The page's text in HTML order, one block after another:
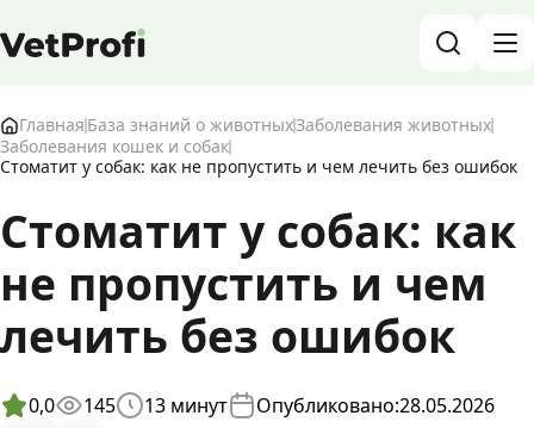
База знаний о животных и ветеринарии
Блог о животных
Форум
Войти RU
Главная База знаний о животныхЗаболевания животных
Заболевания кошек и собак
Стоматит у собак: как не пропустить и чем лечить без ошибок
Стоматит у собак: как
не пропустить и чем
лечить без ошибок
0,0 145 13 минут Опубликовано:28.05.2026